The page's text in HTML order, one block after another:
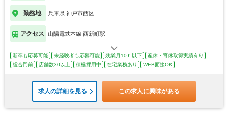
勤務地 兵庫県 神戸市西区
アクセス 山陽電鉄本線 西新町駅
新卒も応募可能 未経験者も応募可能 残業月10ｈ以下
産休・育休取得実績有り
総合門前
店舗数30以上 積極採用中 在宅業務あり WEB面接OK
求人の詳細を見る この求人に興味がある